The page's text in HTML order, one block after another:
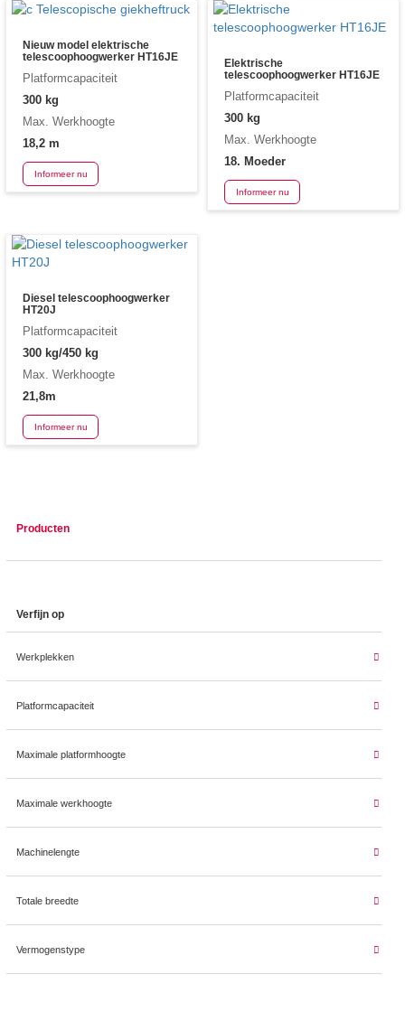
Producten
Verfijn op
Werkplekken
Platformcapaciteit
Maximale platformhoogte
Maximale werkhoogte
Machinelengte
Totale breedte
Vermogenstype
Nieuw model elektrische
telescoophoogwerker HT16JE
Platformcapaciteit
300 kg
Max. Werkhoogte
18,2 m
Informeer nu
Elektrische
telescoophoogwerker HT16JE
Platformcapaciteit
300 kg
Max. Werkhoogte
18. Moeder
Informeer nu
Diesel telescoophoogwerker
HT20J
Platformcapaciteit
300 kg/450 kg
Max. Werkhoogte
21,8m
Informeer nu